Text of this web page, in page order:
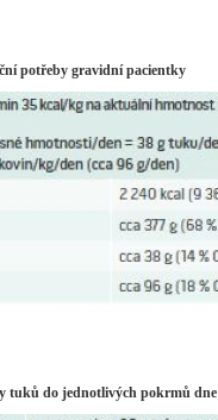
potřeby gravidní pacientky
tuků do jednotlivých pokrmů dne